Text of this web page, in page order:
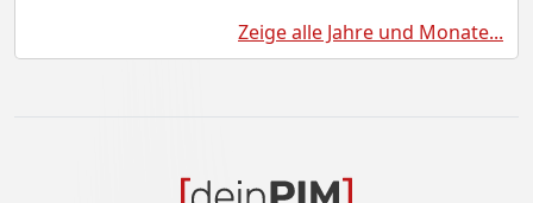
Zeige alle Jahre und Monate...